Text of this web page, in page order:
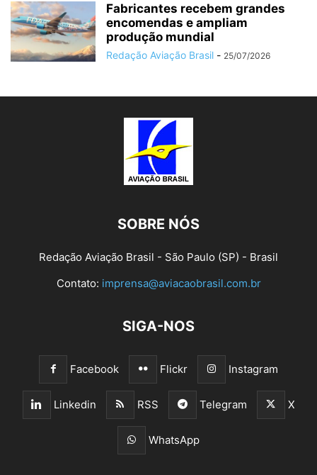
Fabricantes recebem grandes
encomendas e ampliam
produção mundial
Redação Aviação Brasil - 25/07/2026
SOBRE NÓS
Redação Aviação Brasil - São Paulo (SP) - Brasil
Contato: imprensa@aviacaobrasil.com.br
SIGA-NOS
Facebook Flickr Instagram
Linkedin RSS Telegram X
WhatsApp